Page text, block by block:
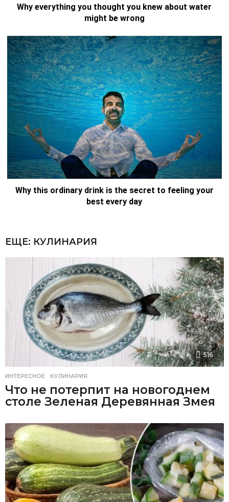
ЕЩЕ: КУЛИНАРИЯ
516
ИНТЕРЕСНОЕ ,КУЛИНАРИЯ
Что не потерпит на новогоднем
столе Зеленая Деревянная Змея